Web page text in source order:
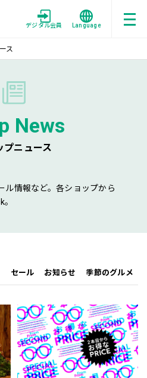
デジタル会員 Language
ス
News
プニュース
ル情報など。各ショップから
セール お知らせ 季節のグルメ